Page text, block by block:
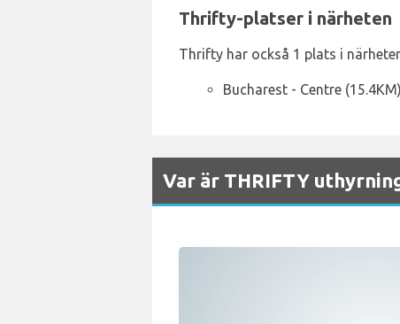
Thrifty-platser i närheten
Thrifty har också 1 plats i
Bucharest - Centre (15.4KM)
Var är THRIFTY